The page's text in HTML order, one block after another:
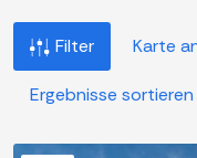
Filter Karte
Ergebnisse sortieren